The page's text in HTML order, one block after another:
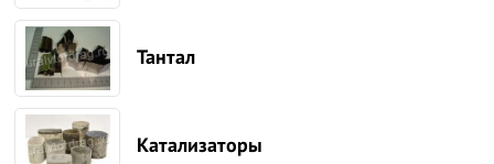
Тантал
Катализаторы